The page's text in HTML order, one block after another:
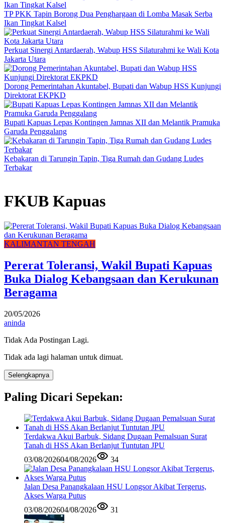
TP PKK Tapin Borong Dua Penghargaan di Lomba Masak Serba
Ikan Tingkat Kalsel
Perkuat Sinergi Antardaerah, Wabup HSS Silaturahmi ke Wali Kota
Jakarta Utara
Dorong Pemerintahan Akuntabel, Bupati dan Wabup HSS Kunjungi
Direktorat EKPKD
Bupati Kapuas Lepas Kontingen Jamnas XII dan Melantik Pramuka
Garuda Penggalang
Kebakaran di Tarungin Tapin, Tiga Rumah dan Gudang Ludes
Terbakar
FKUB Kapuas
KALIMANTAN TENGAH
Pererat Toleransi, Wakil Bupati Kapuas
Buka Dialog Kebangsaan dan Kerukunan
Beragama
20/05/2026
aninda
Tidak Ada Postingan Lagi.
Tidak ada lagi halaman untuk dimuat.
Selengkapnya
Paling Dicari Sepekan:
Terdakwa Akui Barbuk, Sidang Dugaan Pemalsuan Surat
Tanah di HSS Akan Berlanjut Tuntutan JPU
03/08/202604/08/2026 34
Jalan Desa Panangkalaan HSU Longsor Akibat Tergerus,
Akses Warga Putus
03/08/202604/08/2026 31